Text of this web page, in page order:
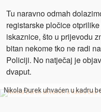
Tu naravno odmah
registarske pločice
iskaznice, što u prijevodu
bitan nekome tko ne radi
Policiji. No natječaj je
dvaput.
Nikola Đurek uhvaćen u kadru